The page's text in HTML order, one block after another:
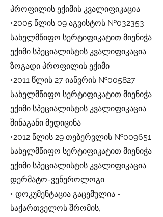
პროფილის ექიმის კვალიფიკაცია
•2005 წლის 09 აგვისტოს №032353
სახელმწიფო სერტიფიკატით მიენიჭა
ექიმი სპეციალისტის კვალიფიკაცია
ზოგადი პროფილის ექიმი
•2011 წლის 27 იანვრის №005827
სახელმწიფო სერტიფიკატით მიენიჭა
ექიმი სპეციალისტის კვალიფიკაცია
შინაგანი მედიცინა
•2012 წლის 29 თებერვლის №009651
სახელმწიფო სერტიფიკატით მიენიჭა
ექიმი სპეციალისტის კვალიფიკაცია
დერმატო-ვენეროლოგი
• დოკუმენტაცია გაცემულია -
საქართველოს შრომის,